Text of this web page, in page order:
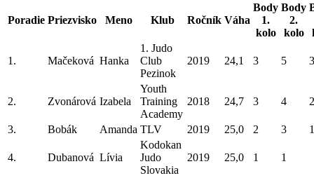
Poradie Priezvisko Meno Klub Ročník Váha
Body
1.
kolo
Body
2.
kolo
1. Mačeková Hanka
1. Judo
Club
Pezinok
2019 24,1 3 5 3
2. Zvonárová Izabela
Youth
Training
Academy
2018 24,7 3 4 2
3. Bobák Amanda TLV 2019 25,0 2 3 1
4. Dubanová Lívia
Kodokan
Judo
Slovakia
2019 25,0 1 1